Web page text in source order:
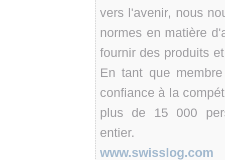
vers l'avenir, nous
normes en matière
fournir des produits
En tant que
confiance à la
plus de 15 000
entier.
www.swisslog.com